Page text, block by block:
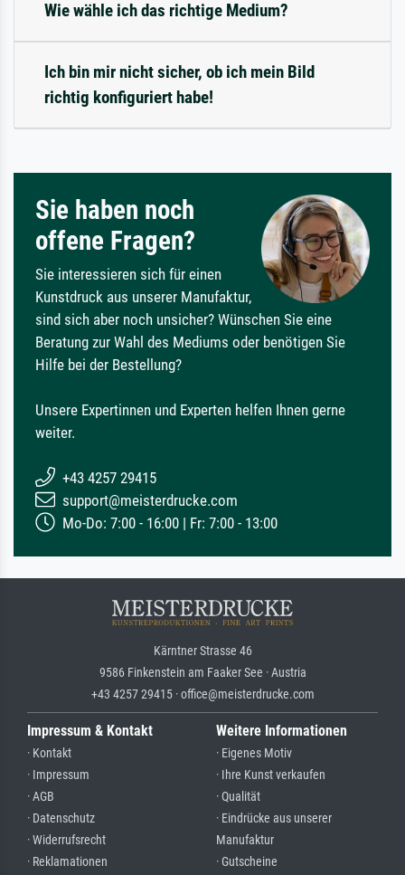
Wie wähle ich das richtige Medium?
Ich bin mir nicht sicher, ob ich mein Bild
richtig konfiguriert habe!
Sie haben noch
offene Fragen?
Sie interessieren sich für einen
Kunstdruck aus unserer Manufaktur,
sind sich aber noch unsicher? Wünschen Sie eine
Beratung zur Wahl des Mediums oder benötigen Sie
Hilfe bei der Bestellung?
Unsere Expertinnen und Experten helfen Ihnen gerne
weiter.
+43 4257 29415
support@meisterdrucke.com
Mo-Do: 7:00 - 16:00 | Fr: 7:00 - 13:00
Kärntner Strasse 46
9586 Finkenstein am Faaker See · Austria
+43 4257 29415 · office@meisterdrucke.com
Impressum & Kontakt
· Kontakt
· Impressum
· AGB
· Datenschutz
· Widerrufsrecht
· Reklamationen
Weitere Informationen
· Eigenes Motiv
· Ihre Kunst verkaufen
· Qualität
· Eindrücke aus unserer
Manufaktur
· Gutscheine